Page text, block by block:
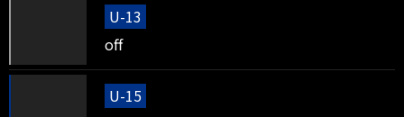
U-13
off
U-15